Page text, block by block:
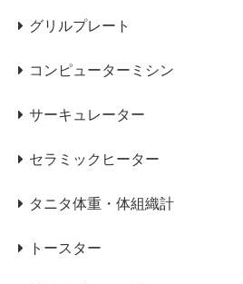
グリルプレート
コンピューターミシン
サーキュレーター
セラミックヒーター
タニタ体重・体組織計
トースター